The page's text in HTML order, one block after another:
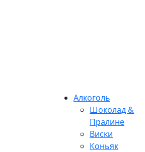
Алкоголь
Шоколад &
Пралине
Виски
Коньяк